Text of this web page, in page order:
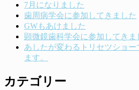
7月になりました
歯周病学会に参加してきました
GWもあけました
顕微鏡歯科学会に参加してきま
あしたが変わるトリセツショ
ます。
カテゴリー